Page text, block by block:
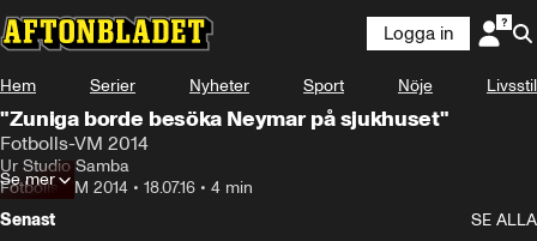
Logga in
Hem Serier Nyheter Sport Nöje Livsstil
"Zuniga borde besöka Neymar på sjukhuset"
Fotbolls-VM 2014
Ur Studio Samba
Fotbolls-VM 2014 • 18.07.16 • 4 min
Se mer
Senast
SE ALLA